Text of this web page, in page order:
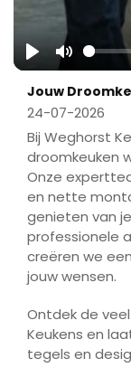
Play Mute
Jouw
24-07-2026
Bij Weghorst
droomkeuken
Onze
en nette
genieten van
professionele
creëren we
jouw wensen.
Ontdek de
Keukens en
tegels en